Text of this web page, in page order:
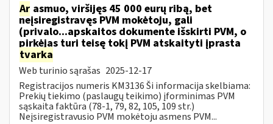
Ar asmuo, viršijęs 45 000 eurų ribą, bet
neįsiregistravęs PVM mokėtoju, gali
(privalo...apskaitos dokumente išskirti PVM, o
pirkėjas turi teisę tokį PVM atskaityti įprasta
tvarka
Web turinio sąrašas 2025-12-17
Registracijos numeris KM3136 Ši informacija skelbiama:
Prekių tiekimo (paslaugų teikimo) įforminimas PVM
sąskaita faktūra (78-1, 79, 82, 105, 109 str.)
Neįsiregistravusio PVM mokėtoju asmens PVM...